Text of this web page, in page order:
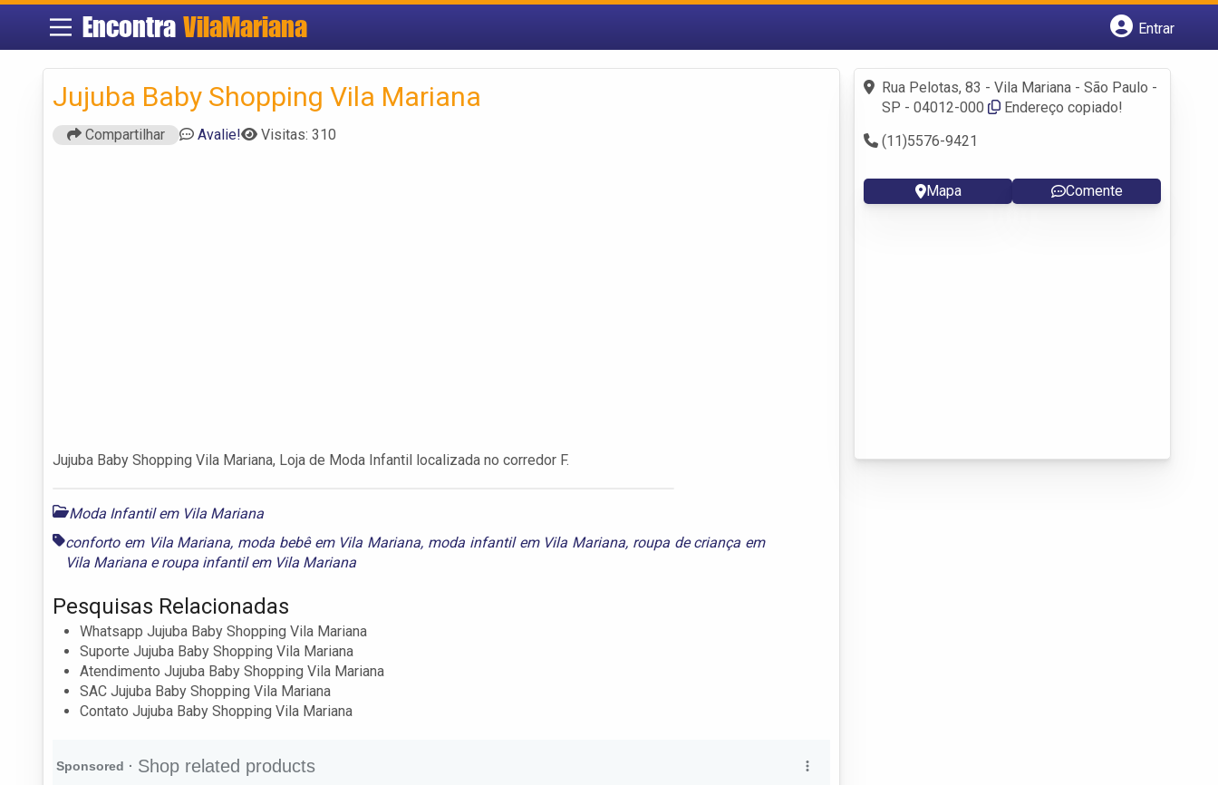
Encontra VilaMariana
Entrar
Fazer login
Criar conta
Jujuba Baby Shopping Vila Mariana
Compartilhar Avalie! Visitas: 310
Jujuba Baby Shopping Vila Mariana, Loja de Moda Infantil localizada no corredor F.
Moda Infantil em Vila Mariana
conforto em Vila Mariana, moda bebê em Vila Mariana, moda infantil em Vila Mariana, roupa de criança em
Vila Mariana eroupa infantil em Vila Mariana
Pesquisas Relacionadas
Whatsapp Jujuba Baby Shopping Vila Mariana
Suporte Jujuba Baby Shopping Vila Mariana
Atendimento Jujuba Baby Shopping Vila Mariana
SAC Jujuba Baby Shopping Vila Mariana
Contato Jujuba Baby Shopping Vila Mariana
Rua Pelotas, 83 - Vila Mariana - São Paulo -
SP - 04012-000
Endereço copiado!
(11)5576-9421
Mapa Comente